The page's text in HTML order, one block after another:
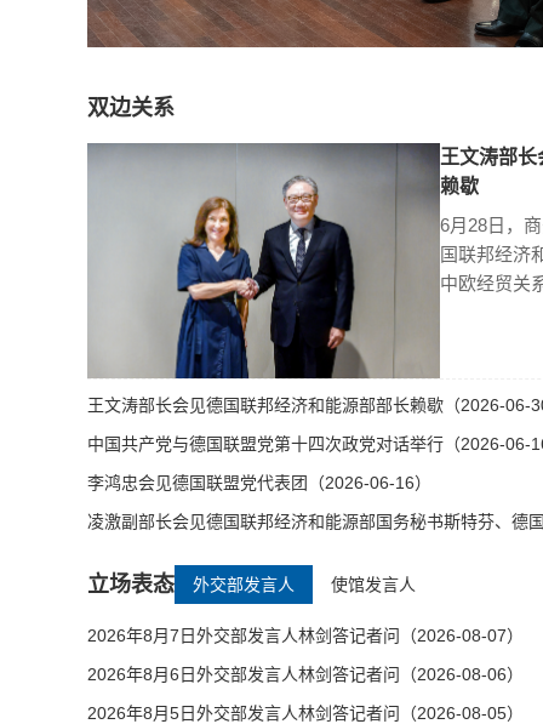
双边关系
王文涛部
赖歇
6月28日，
国联邦经济
中欧经贸关
王文涛部长会见德国联邦经济和能源部部长赖歇（2026-06-
中国共产党与德国联盟党第十四次政党对话举行（2026-06-
李鸿忠会见德国联盟党代表团（2026-06-16）
凌激副部长会见德国联邦经济和能源部国务秘书斯特芬、德
立场表态 外交部发言人 使馆发言人
2026年8月7日外交部发言人林剑答记者问（2026-08-07）
2026年8月6日外交部发言人林剑答记者问（2026-08-06）
2026年8月5日外交部发言人林剑答记者问（2026-08-05）